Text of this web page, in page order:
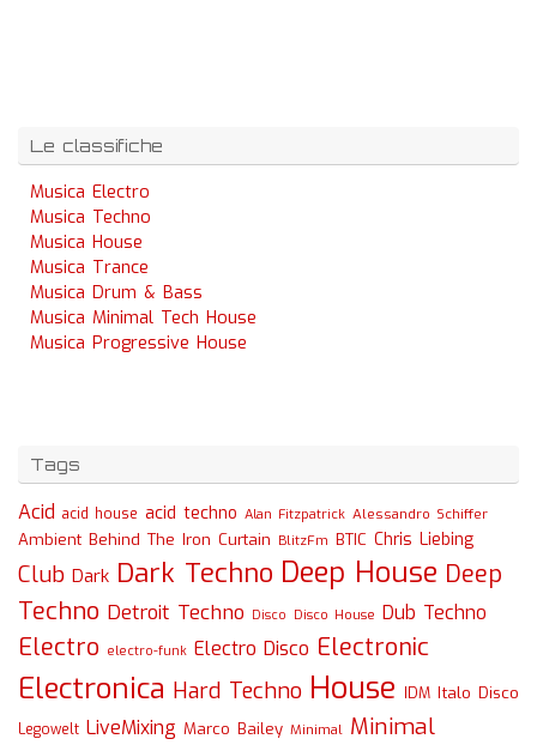
Le classifiche
Musica Electro
Musica Techno
Musica House
Musica Trance
Musica Drum & Bass
Musica Minimal Tech House
Musica Progressive House
Tags
Acid acid house acid techno Alan Fitzpatrick Alessandro Schiffer
Ambient Behind The Iron Curtain BlitzFm BTIC Chris Liebing
Club Dark Dark Techno Deep House Deep
Techno Detroit Techno Disco Disco House Dub Techno
Electro electro-funk Electro Disco Electronic
Electronica Hard Techno House IDM Italo Disco
Legowelt LiveMixing Marco Bailey Minimal Minimal